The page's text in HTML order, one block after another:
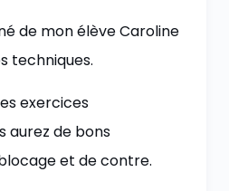
de mon élève Caroline
techniques.
exercices
aurez de bons
et de contre.